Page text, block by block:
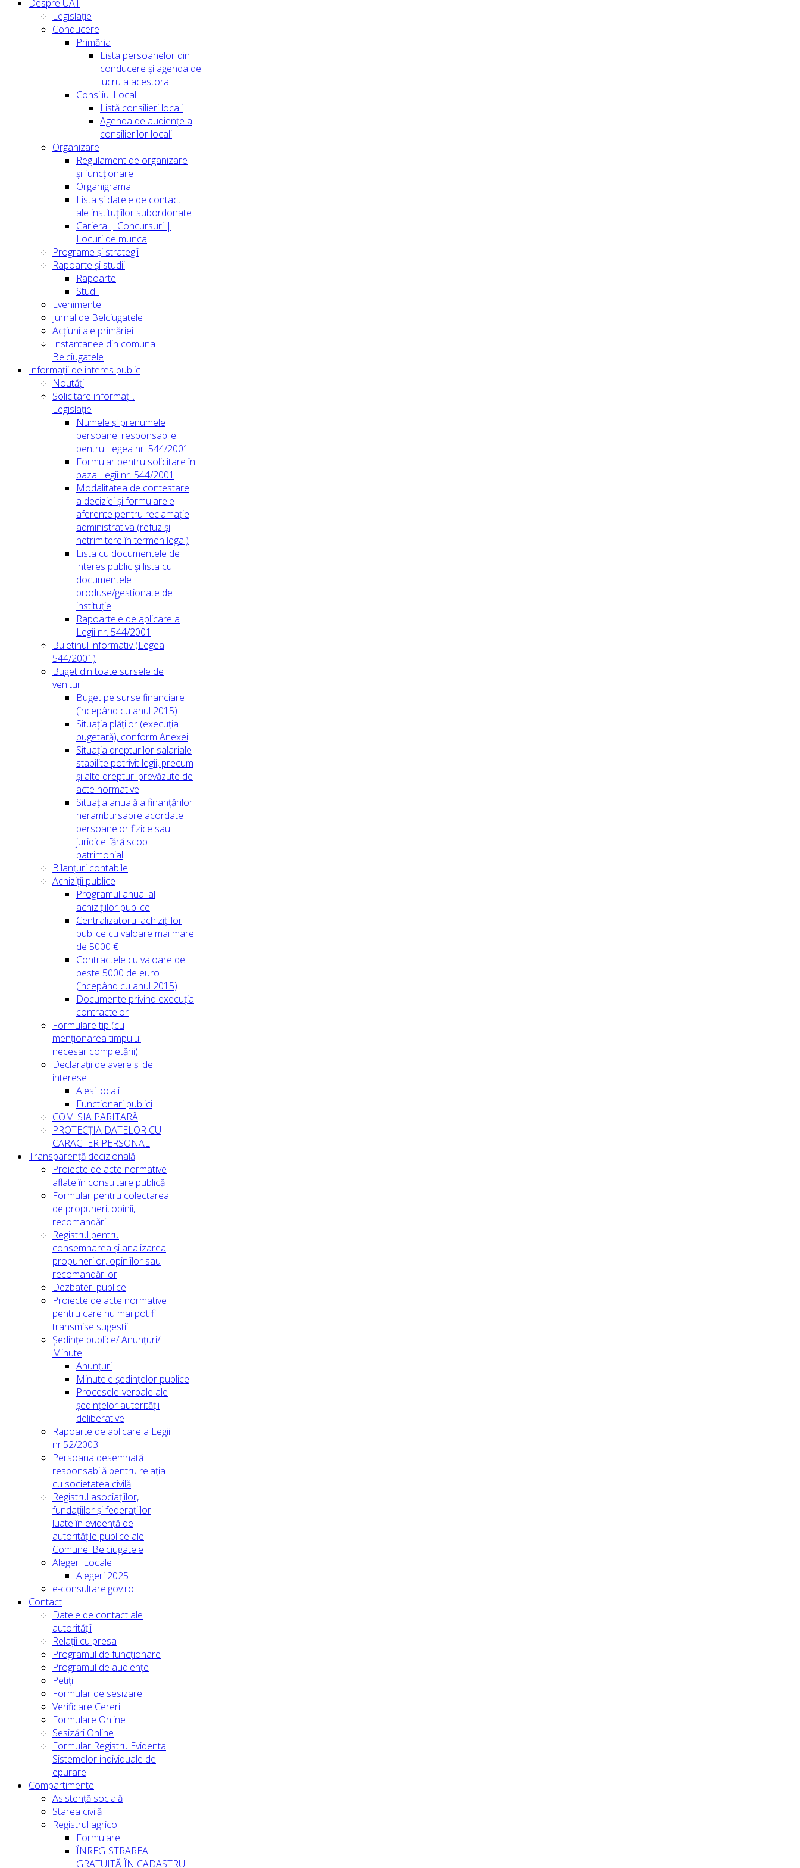
Despre UAT
Legislație
Conducere
Primăria
Lista persoanelor din
conducere şi agenda de
lucru a acestora
Consiliul Local
Listă consilieri locali
Agenda de audiențe a
consilierilor locali
Organizare
Regulament de organizare
și funcționare
Organigrama
Lista și datele de contact
ale instituțiilor subordonate
Cariera | Concursuri |
Locuri de munca
Programe și strategii
Rapoarte și studii
Rapoarte
Studii
Evenimente
Jurnal de Belciugatele
Acțiuni ale primăriei
Instantanee din comuna
Belciugatele
Informații de interes public
Noutăți
Solicitare informații.
Legislație
Numele și prenumele
persoanei responsabile
pentru Legea nr. 544/2001
Formular pentru solicitare în
baza Legii nr. 544/2001
Modalitatea de contestare
a deciziei și formularele
aferente pentru reclamație
administrativa (refuz și
netrimitere în termen legal)
Lista cu documentele de
interes public și lista cu
documentele
produse/gestionate de
instituție
Rapoartele de aplicare a
Legii nr. 544/2001
Buletinul informativ (Legea
544/2001)
Buget din toate sursele de
venituri
Buget pe surse financiare
(începând cu anul 2015)
Situația plăților (execuția
bugetară), conform Anexei
Situația drepturilor salariale
stabilite potrivit legii, precum
și alte drepturi prevăzute de
acte normative
Situația anuală a finanțărilor
nerambursabile acordate
persoanelor fizice sau
juridice fără scop
patrimonial
Bilanțuri contabile
Achiziții publice
Programul anual al
achizițiilor publice
Centralizatorul achizițiilor
publice cu valoare mai mare
de 5000 €
Contractele cu valoare de
peste 5000 de euro
(începând cu anul 2015)
Documente privind execuția
contractelor
Formulare tip (cu
menționarea timpului
necesar completării)
Declarații de avere și de
interese
Alesi locali
Functionari publici
COMISIA PARITARĂ
PROTECȚIA DATELOR CU
CARACTER PERSONAL
Transparență decizională
Proiecte de acte normative
aflate în consultare publică
Formular pentru colectarea
de propuneri, opinii,
recomandări
Registrul pentru
consemnarea și analizarea
propunerilor, opiniilor sau
recomandărilor
Dezbateri publice
Proiecte de acte normative
pentru care nu mai pot fi
transmise sugestii
Ședințe publice/ Anunțuri/
Minute
Anunțuri
Minutele ședințelor publice
Procesele-verbale ale
ședințelor autorității
deliberative
Rapoarte de aplicare a Legii
nr.52/2003
Persoana desemnată
responsabilă pentru relația
cu societatea civilă
Registrul asociațiilor,
fundațiilor și federațiilor
luate în evidență de
autoritățile publice ale
Comunei Belciugatele
Alegeri Locale
Alegeri 2025
e-consultare.gov.ro
Contact
Datele de contact ale
autorității
Relații cu presa
Programul de funcționare
Programul de audiențe
Petiții
Formular de sesizare
Verificare Cereri
Formulare Online
Sesizări Online
Formular Registru Evidenta
Sistemelor individuale de
epurare
Compartimente
Asistență socială
Starea civilă
Registrul agricol
Formulare
ÎNREGISTRAREA
GRATUITĂ ÎN CADASTRU